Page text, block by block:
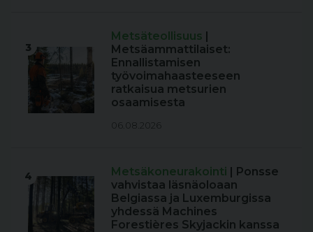
3
Metsäteollisuus |
Metsäammattilaiset:
Ennallistamisen
työvoimahaasteeseen
ratkaisua metsurien
osaamisesta
06.08.2026
4 Metsäkoneurakointi | Ponsse
vahvistaa läsnäoloaan
Belgiassa ja Luxemburgissa
yhdessä Machines
Forestières Skyjackin kanssa